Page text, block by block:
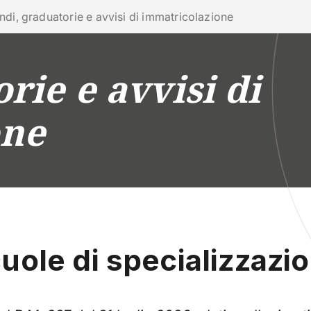
con noi
RICERCA CAMPUS LIFE IMPRESE E IMPATTO
graduatorie e avvisi di immatricolazione
e avvisi di
di